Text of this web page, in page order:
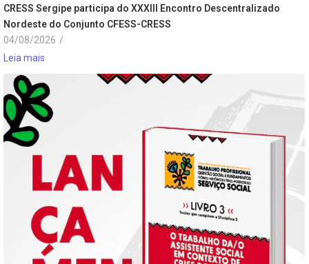
CRESS Sergipe participa do XXXIII Encontro Descentralizado
Nordeste do Conjunto CFESS-CRESS
04/08/2026 /
Leia mais